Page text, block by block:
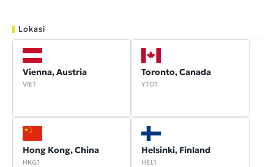
Lokasi
Vienna, Austria
VIE1
Toronto, Canada
YTO1
Hong Kong, China
HKG1
Helsinki, Finland
HEL1